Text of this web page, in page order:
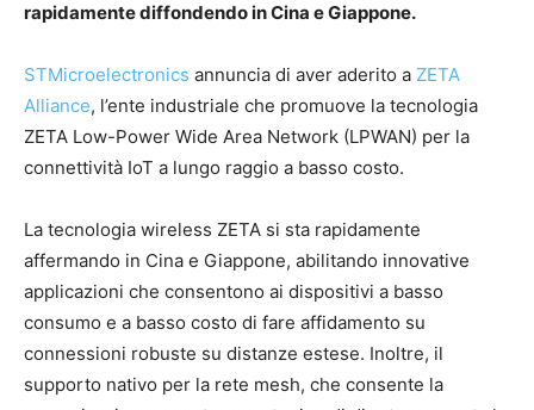
rapidamente diffondendo in Cina e Giappone.
STMicroelectronics annuncia di aver aderito a ZETA
Alliance, l’ente industriale che promuove la tecnologia
ZETA Low-Power Wide Area Network (LPWAN) per la
connettività IoT a lungo raggio a basso costo.
La tecnologia wireless ZETA si sta rapidamente
affermando in Cina e Giappone, abilitando innovative
applicazioni che consentono ai dispositivi a basso
consumo e a basso costo di fare affidamento su
connessioni robuste su distanze estese. Inoltre, il
supporto nativo per la rete mesh, che consente la